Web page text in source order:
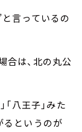
言っているの
合は、北の丸公
「八王子」みた
るというのが